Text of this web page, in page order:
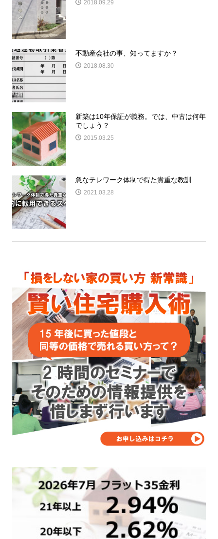
2018.09.29
不動産会社の事、知ってますか？
2018.08.30
新築は10年保証が義務。では、中古は何年
でしょう？
2015.03.25
急なテレワーク体制で得た貴重な教訓
2021.03.28